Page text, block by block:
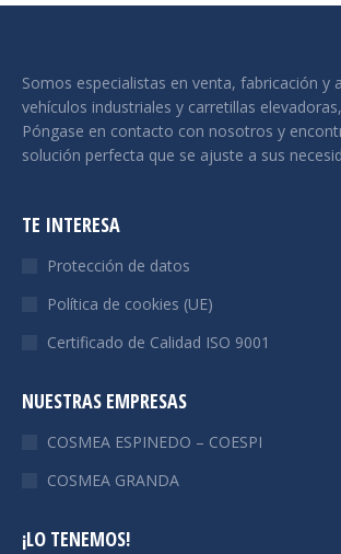
Somos especialistas en venta, fabricación y
vehículos industriales y carretillas
Póngase en contacto con nosotros y
solución perfecta que se ajuste a sus
TE INTERESA
Protección de datos
Política de cookies (UE)
Certificado de Calidad ISO 9001
NUESTRAS EMPRESAS
COSMEA ESPINEDO – COESPI
COSMEA GRANDA
¡LO TENEMOS!